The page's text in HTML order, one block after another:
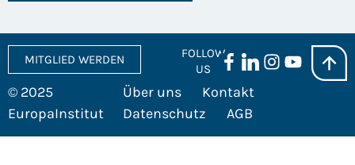
© 2025
EuropaInstitut
Über uns
Kontakt
Datenschutz
AGB
MITGLIED WERDEN
FOLLOW
US